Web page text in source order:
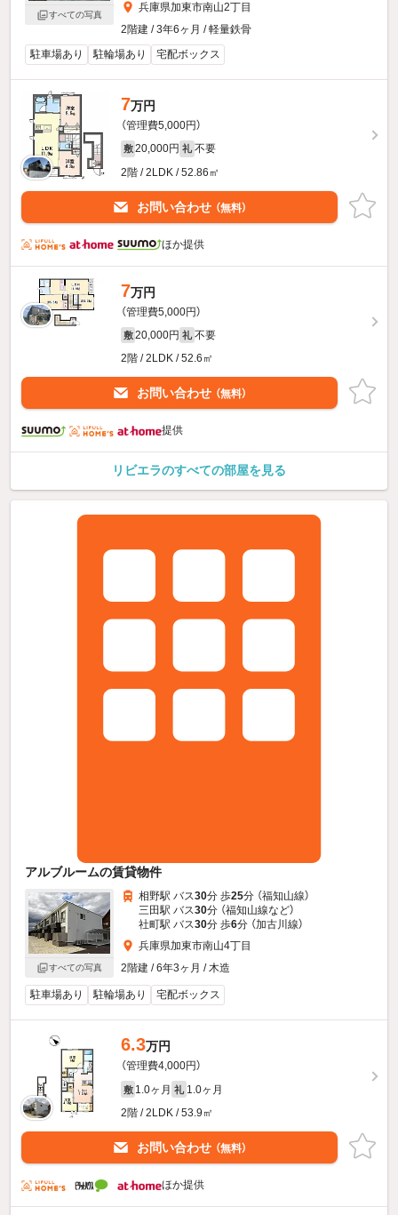
すべての写真
兵庫県加東市南山2丁目
2階建 / 3年6ヶ月 / 軽量鉄骨
駐車場あり
駐輪場あり 宅配ボックス
7万円
（管理費5,000円）
敷 20,000円 礼 不要
2階 / 2LDK / 52.86㎡
お問い合わせ （無料）
ほか提供
7万円
（管理費5,000円）
敷 20,000円 礼 不要
2階 / 2LDK / 52.6㎡
お問い合わせ （無料）
提供
リビエラのすべての部屋を見る
アルブルームの賃貸物件
すべての写真
相野駅 バス30分 歩25分 （福知山線）
三田駅 バス30分 （福知山線など）
社町駅 バス30分 歩6分 （加古川線）
兵庫県加東市南山4丁目
2階建 / 6年3ヶ月 / 木造
駐車場あり 駐輪場あり 宅配ボックス
6.3万円
（管理費4,000円）
敷 1.0ヶ月 礼 1.0ヶ月
2階 / 2LDK / 53.9㎡
お問い合わせ （無料）
ほか提供